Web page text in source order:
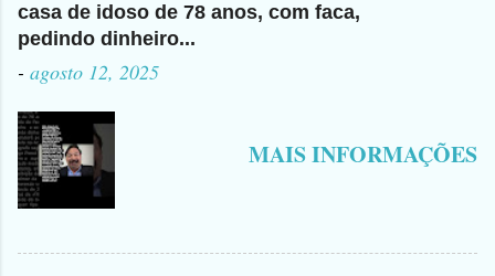
casa de idoso de 78 anos, com faca,
pedindo dinheiro...
- agosto 12, 2025
MAIS INFORMAÇÕES